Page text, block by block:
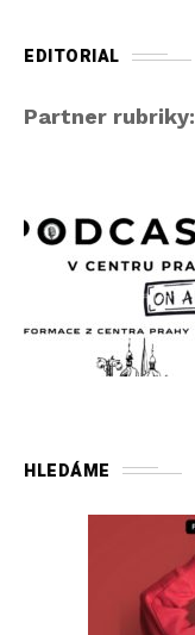
EDITORIAL
Partner rubriky:
HLEDÁME